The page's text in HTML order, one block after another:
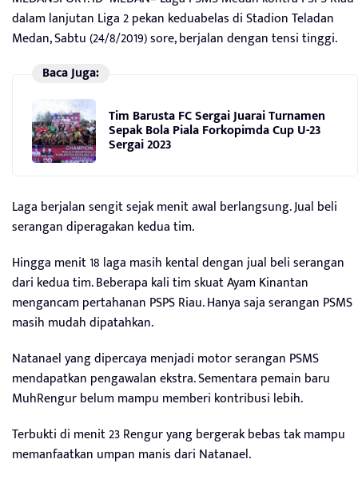
dalam lanjutan Liga 2 pekan keduabelas di Stadion Teladan
Medan, Sabtu (24/8/2019) sore, berjalan dengan tensi tinggi.
Baca Juga:
Tim Barusta FC Sergai Juarai Turnamen
Sepak Bola Piala Forkopimda Cup U-23
Sergai 2023
Laga berjalan sengit sejak menit awal berlangsung. Jual beli
serangan diperagakan kedua tim.
Hingga menit 18 laga masih kental dengan jual beli serangan
dari kedua tim. Beberapa kali tim skuat Ayam Kinantan
mengancam pertahanan PSPS Riau. Hanya saja serangan PSMS
masih mudah dipatahkan.
Natanael yang dipercaya menjadi motor serangan PSMS
mendapatkan pengawalan ekstra. Sementara pemain baru
MuhRengur belum mampu memberi kontribusi lebih.
Terbukti di menit 23 Rengur yang bergerak bebas tak mampu
memanfaatkan umpan manis dari Natanael.